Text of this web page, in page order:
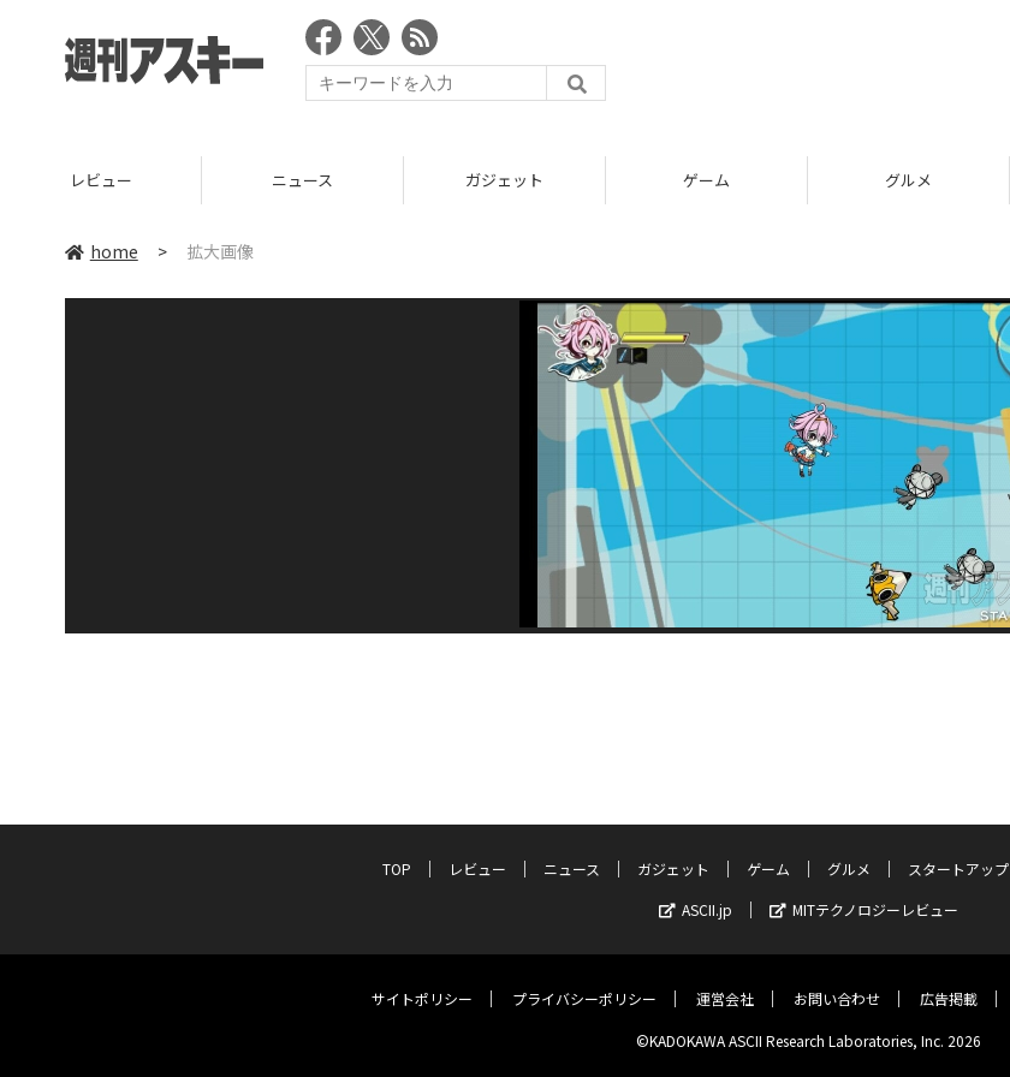
レビュー ニュース ガジェット ゲーム グルメ
home > 拡大画像
TOP レビュー ニュース ガジェット ゲーム グルメ スタートアップ
ASCII.jp
MITテクノロジーレビュー
サイトポリシー プライバシーポリシー 運営会社 お問い合わせ 広告掲載
©KADOKAWA ASCII Research Laboratories, Inc. 2026